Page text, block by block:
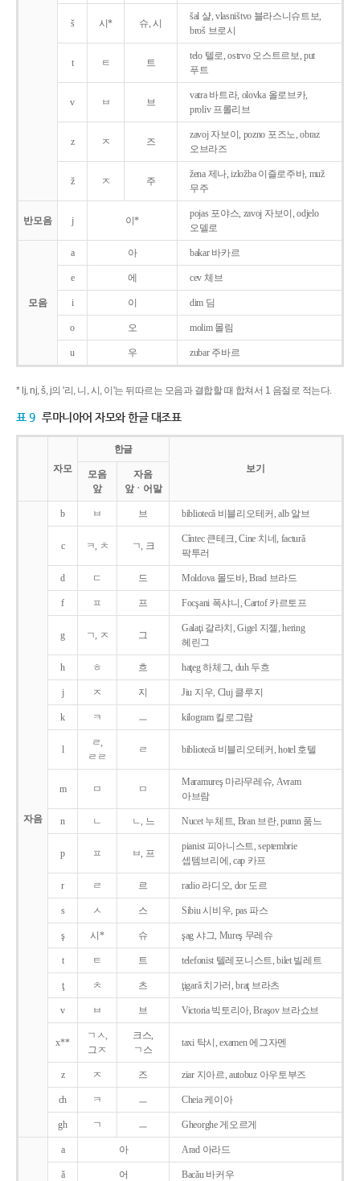
š 시* 슈, 시
šal 샬, vlasništvo 블라스니슈트보,
broš 브로시
t ㅌ 트
telo 텔로, ostrvo 오스트르보, put
푸트
v ㅂ 브
vatra 바트라, olovka 올로브카,
proliv 프롤리브
z ㅈ 즈
zavoj 자보이, pozno 포즈노, obraz
오브라즈
ž ㅈ 주
žena 제나, izložba 이즐로주바, muž
무주
반모음 j 이*
pojas 포야스, zavoj 자보이, odjelo
오델로
모음
a 아 bakar 바카르
e 에 cev 체브
i 이 dim 딤
o 오 molim 몰림
u 우 zubar 주바르
* lj, nj, š, j의 '리, 니, 시, 이'는 뒤따르는 모음과 결합할 때 합쳐서 1 음절로 적는다.
표 9 루마니아어 자모와 한글 대조표
자모
한글
보기
모음
앞
자음
앞ㆍ어말
자음
b ㅂ 브 bibliotecǎ 비블리오테커, alb 알브
c ㅋ, ㅊ ㄱ, 크
Cîntec 큰테크, Cine 치네, facturǎ
팍투러
d ㄷ 드 Moldova 몰도바, Brad 브라드
f ㅍ 프 Focşani 폭샤니, Cartof 카르토프
g ㄱ, ㅈ 그
Galaţi 갈라치, Gigel 지젤, hering
헤린그
h ㅎ 흐 haţeg 하체그, duh 두흐
j ㅈ 지 Jiu 지우, Cluj 클루지
k ㅋ ㅡ kilogram 킬로그람
l
ㄹ,
ㄹㄹ
ㄹ bibliotecǎ 비블리오테커, hotel 호텔
m ㅁ ㅁ
Maramureş 마라무레슈, Avram
아브람
n ㄴ ㄴ, 느 Nucet 누체트, Bran 브란, pumn 품느
p ㅍ ㅂ, 프
pianist 피아니스트, septembrie
셉템브리에, cap 카프
r ㄹ 르 radio 라디오, dor 도르
s ㅅ 스 Sibiu 시비우, pas 파스
ş 시* 슈 şag 샤그, Mureş 무레슈
t ㅌ 트 telefonist 텔레포니스트, bilet 빌레트
ţ ㅊ 츠 ţigarǎ 치가러, braţ 브라츠
v ㅂ 브 Victoria 빅토리아, Braşov 브라쇼브
x**
ㄱㅅ,
그ㅈ
크스,
ㄱ스
taxi 탁시, examen 에그자멘
z ㅈ 즈 ziar 지아르, autobuz 아우토부즈
ch ㅋ ㅡ Cheia 케이아
gh ㄱ ㅡ Gheorghe 게오르게
a 아 Arad 아라드
ǎ 어 Bacǎu 바커우